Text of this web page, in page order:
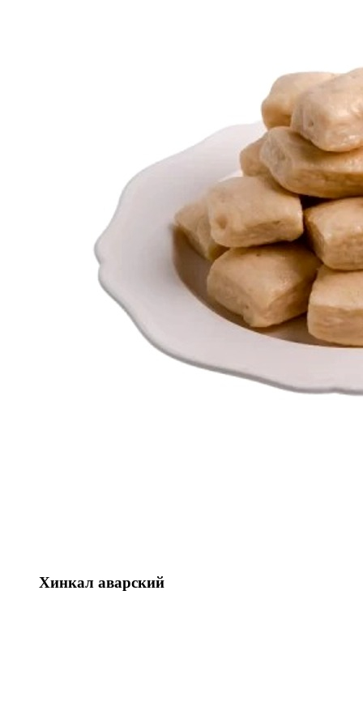
Хинкал аварский